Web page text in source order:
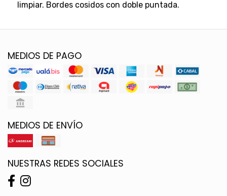
limpiar. Bordes cosidos con doble puntada.
MEDIOS DE PAGO
MEDIOS DE ENVÍO
NUESTRAS REDES SOCIALES